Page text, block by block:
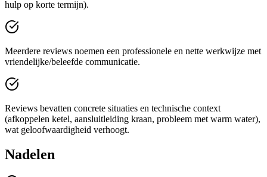
hulp op korte termijn).
Meerdere reviews noemen een professionele en nette werkwijze met
vriendelijke/beleefde communicatie.
Reviews bevatten concrete situaties en technische context
(afkoppelen ketel, aansluitleiding kraan, probleem met warm water),
wat geloofwaardigheid verhoogt.
Nadelen